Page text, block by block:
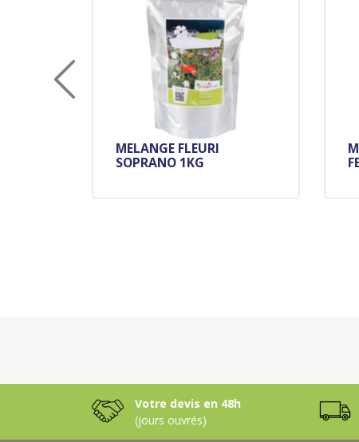
MELANGE FLEURI
SOPRANO 1KG
Votre devis en 48h
(jours ouvrés)